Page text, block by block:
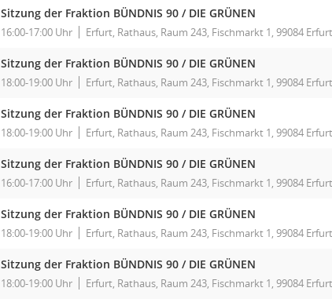
Sitzung der Fraktion BÜNDNIS 90 / DIE GRÜNEN
16:00-17:00 Uhr Erfurt, Rathaus, Raum 243, Fischmarkt 1, 99084 Erfurt
Sitzung der Fraktion BÜNDNIS 90 / DIE GRÜNEN
18:00-19:00 Uhr Erfurt, Rathaus, Raum 243, Fischmarkt 1, 99084 Erfurt
Sitzung der Fraktion BÜNDNIS 90 / DIE GRÜNEN
18:00-19:00 Uhr Erfurt, Rathaus, Raum 243, Fischmarkt 1, 99084 Erfurt
Sitzung der Fraktion BÜNDNIS 90 / DIE GRÜNEN
16:00-17:00 Uhr Erfurt, Rathaus, Raum 243, Fischmarkt 1, 99084 Erfurt
Sitzung der Fraktion BÜNDNIS 90 / DIE GRÜNEN
18:00-19:00 Uhr Erfurt, Rathaus, Raum 243, Fischmarkt 1, 99084 Erfurt
Sitzung der Fraktion BÜNDNIS 90 / DIE GRÜNEN
18:00-19:00 Uhr Erfurt, Rathaus, Raum 243, Fischmarkt 1, 99084 Erfurt